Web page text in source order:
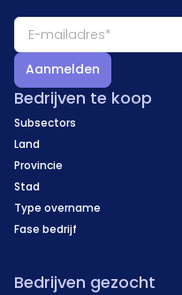
Aanmelden
Bedrijven te koop
Subsectors
Land
Provincie
Stad
Type overname
Fase bedrijf
Bedrijven gezocht